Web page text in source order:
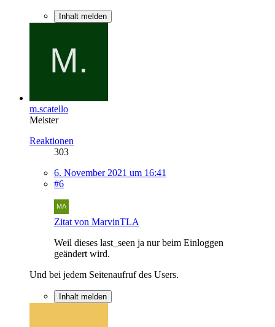
Inhalt melden
m.scatello
Meister
Reaktionen
303
6. November 2021 um 16:41
#6
Zitat von MarvinTLA
Weil dieses last_seen ja nur beim Einloggen
geändert wird.
Und bei jedem Seitenaufruf des Users.
Inhalt melden